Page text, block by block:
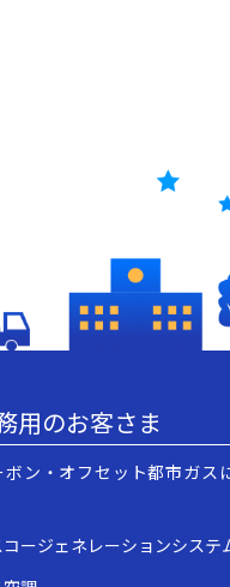
用のお客さま
ボン・オフセット都市ガス
コージェネレーションシステ